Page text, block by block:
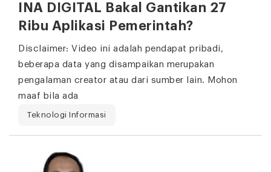
INA DIGITAL Bakal Gantikan 27
Ribu Aplikasi Pemerintah?
Disclaimer: Video ini adalah pendapat pribadi,
beberapa data yang disampaikan merupakan
pengalaman creator atau dari sumber lain. Mohon
maaf bila ada
Teknologi Informasi